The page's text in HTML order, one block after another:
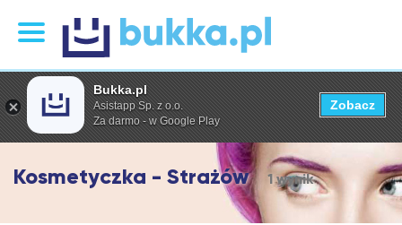
Kosmetyczka - Strażów 1 wynik
Bukka.pl
Asistapp Sp. z o.o.
Za darmo - w Google Play
Zobacz